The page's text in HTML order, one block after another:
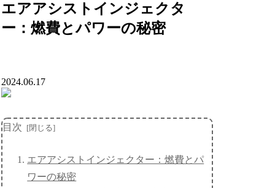
エアアシストインジェクタ
ー：燃費とパワーの秘密
2024.06.17
目次
エアアシストインジェクター：燃費とパ
ワーの秘密